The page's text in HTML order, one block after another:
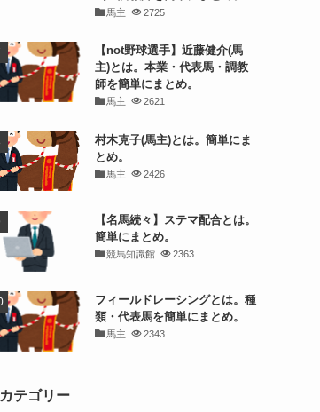
馬主 2725
【not野球選手】近藤健介(馬
主)とは。本業・代表馬・調教
師を簡単にまとめ。
馬主 2621
村木克子(馬主)とは。簡単にま
とめ。
馬主 2426
【名馬続々】ステマ配合とは。
簡単にまとめ。
競馬知識館 2363
フィールドレーシングとは。種
類・代表馬を簡単にまとめ。
馬主 2343
カテゴリー